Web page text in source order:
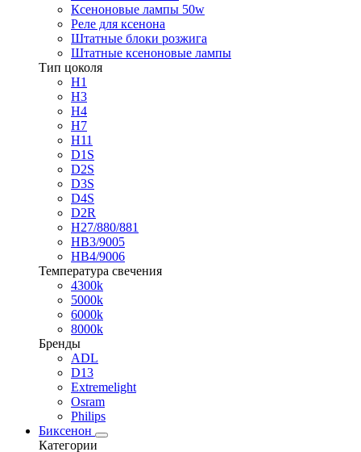
Ксеноновые лампы 50w
Реле для ксенона
Штатные блоки розжига
Штатные ксеноновые лампы
Тип цоколя
H1
H3
H4
H7
H11
D1S
D2S
D3S
D4S
D2R
H27/880/881
HB3/9005
HB4/9006
Температура свечения
4300k
5000k
6000k
8000k
Бренды
ADL
D13
Extremelight
Osram
Philips
Биксенон
Категории